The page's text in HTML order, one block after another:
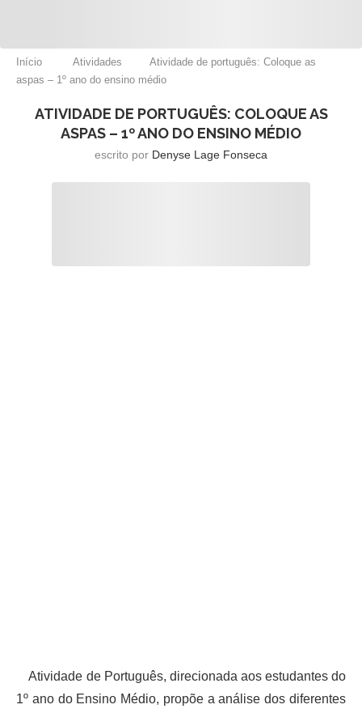
Início Atividades
Atividade de português: Coloque as
aspas – 1º ano do ensino médio
ATIVIDADE DE PORTUGUÊS: COLOQUE AS
ASPAS – 1º ANO DO ENSINO MÉDIO
escrito por Denyse Lage Fonseca
Atividade de Português, direcionada aos estudantes do
1º ano do Ensino Médio, propõe a análise dos diferentes